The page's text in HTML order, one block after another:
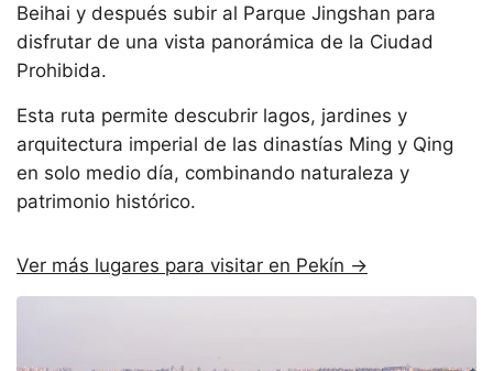
Beihai y después subir al Parque Jingshan para
disfrutar de una vista panorámica de la Ciudad
Prohibida.
Esta ruta permite descubrir lagos, jardines y
arquitectura imperial de las dinastías Ming y Qing
en solo medio día, combinando naturaleza y
patrimonio histórico.
Ver más lugares para visitar en Pekín →